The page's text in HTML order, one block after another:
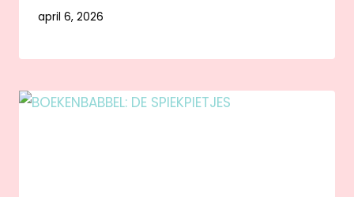
april 6, 2026